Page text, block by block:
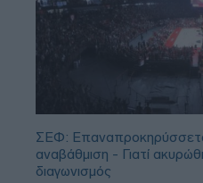
ΣΕΦ:
αναβάθμιση - Γιατί
διαγωνισμός